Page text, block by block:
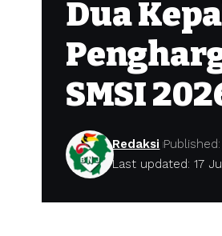
Dua
SMSI
Last updated: 17
Redaksi